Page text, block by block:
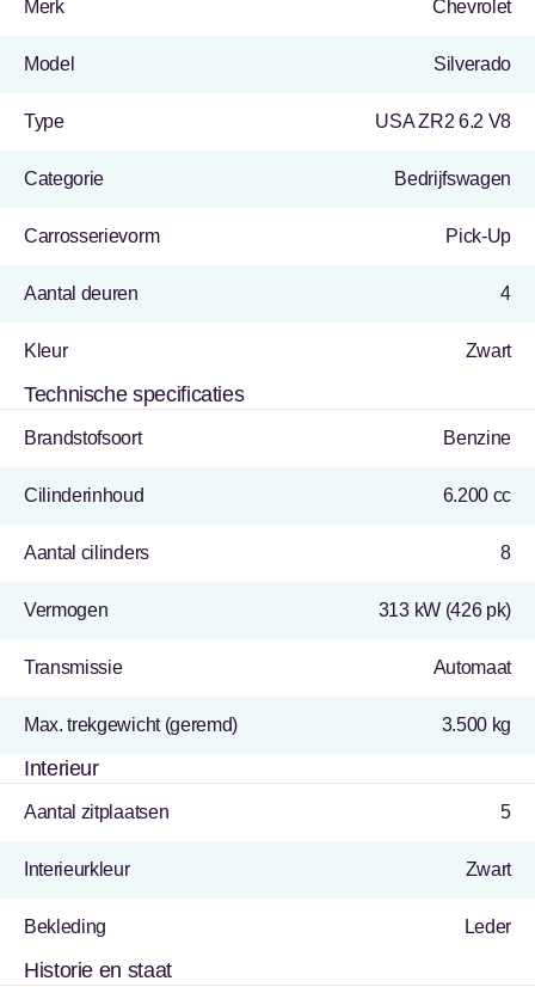
Merk Chevrolet
Model Silverado
Type USA ZR2 6.2 V8
Categorie Bedrijfswagen
Carrosserievorm Pick-Up
Aantal deuren 4
Kleur Zwart
Technische specificaties
Brandstofsoort Benzine
Cilinderinhoud 6.200 cc
Aantal cilinders 8
Vermogen 313 kW (426 pk)
Transmissie Automaat
Max. trekgewicht (geremd) 3.500 kg
Interieur
Aantal zitplaatsen 5
Interieurkleur Zwart
Bekleding Leder
Historie en staat